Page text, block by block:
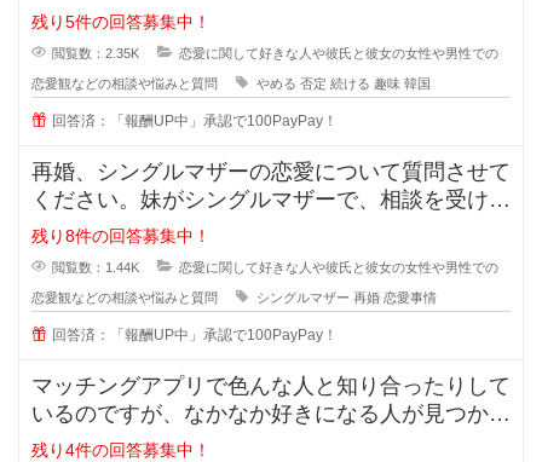
は元々韓国が好きで、韓
残り5件の回答募集中！
閲覧数：2.35K 恋愛に関して好きな人や彼氏と彼女の女性や男性での
恋愛観などの相談や悩みと質問 やめる 否定 続ける 趣味 韓国
回答済：「報酬UP中」承認で100PayPay！
再婚、シングルマザーの恋愛について質問させて
ください。妹がシングルマザーで、相談を受けた
のですが私も悩んでおり、皆さんの
残り8件の回答募集中！
閲覧数：1.44K 恋愛に関して好きな人や彼氏と彼女の女性や男性での
恋愛観などの相談や悩みと質問 シングルマザー 再婚 恋愛事情
回答済：「報酬UP中」承認で100PayPay！
マッチングアプリで色んな人と知り合ったりして
いるのですが、なかなか好きになる人が見つかり
ません。 好きになる人って
残り4件の回答募集中！